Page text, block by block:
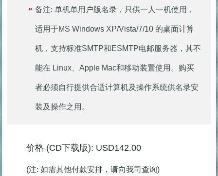
备注: 单机单用户版名录，只供一人一机使用，
适用于MS Windows XP/Vista/7/10 的桌面计算
机，支持标准SMTP和ESMTP电邮服务器，其不
能在 Linux、Apple Mac和移动装置使用。购买
者必须自行提供合适计算机及操作系统供名录安
装及操作之用。
价格 (CD下载版): USD142.00
(注: 如需其他付款安排，请向我司查询)